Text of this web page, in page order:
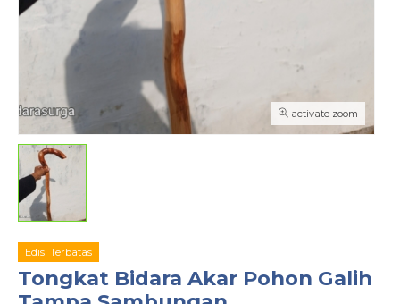
activate zoom
Edisi Terbatas
Tongkat Bidara Akar Pohon Galih